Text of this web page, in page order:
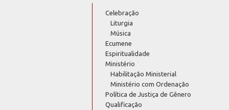
Celebração
Liturgia
Música
Ecumene
Espiritualidade
Ministério
Habilitação Ministerial
Ministério com Ordenação
Política de Justiça de Gênero
Qualificação